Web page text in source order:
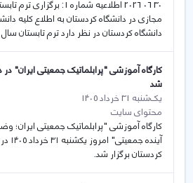
مجازی در دانشگاه كردستان به اطلاع كليه
دانشگاه كردستان در نظر دارد ترم تابستان سال ۱۴۰۵ را مطابق با...
کارگاه آموزشی "پرابلماتیک جمعیتی ایران" در
شد
یک‌شنبه 31 خرداد 1405
محتوای سایت
کارگاه آموزشی "پرابلماتیک جمعیتی ایران؛
کردستان برگزار شد.